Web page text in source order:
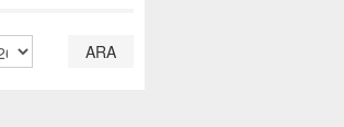
ARA